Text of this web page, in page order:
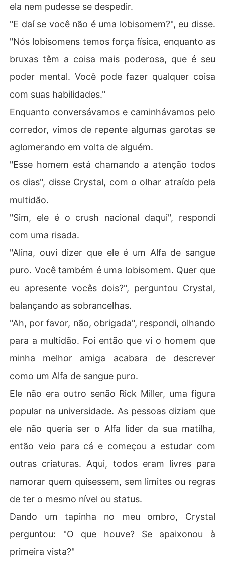
ela nem pudesse se despedir.
"E daí se você não é uma lobisomem?", eu disse.
"Nós lobisomens temos força física, enquanto as
bruxas têm a coisa mais poderosa, que é seu
poder mental. Você pode fazer qualquer coisa
com suas habilidades."
Enquanto conversávamos e caminhávamos pelo
corredor, vimos de repente algumas garotas se
aglomerando em volta de alguém.
"Esse homem está chamando a atenção todos
os dias", disse Crystal, com o olhar atraído pela
multidão.
"Sim, ele é o crush nacional daqui", respondi
com uma risada.
"Alina, ouvi dizer que ele é um Alfa de sangue
puro. Você também é uma lobisomem. Quer que
eu apresente vocês dois?", perguntou Crystal,
balançando as sobrancelhas.
"Ah, por favor, não, obrigada", respondi, olhando
para a multidão. Foi então que vi o homem que
minha melhor amiga acabara de descrever
como um Alfa de sangue puro.
Ele não era outro senão Rick Miller, uma figura
popular na universidade. As pessoas diziam que
ele não queria ser o Alfa líder da sua matilha,
então veio para cá e começou a estudar com
outras criaturas. Aqui, todos eram livres para
namorar quem quisessem, sem limites ou regras
de ter o mesmo nível ou status.
Dando um tapinha no meu ombro, Crystal
perguntou: "O que houve? Se apaixonou à
primeira vista?"